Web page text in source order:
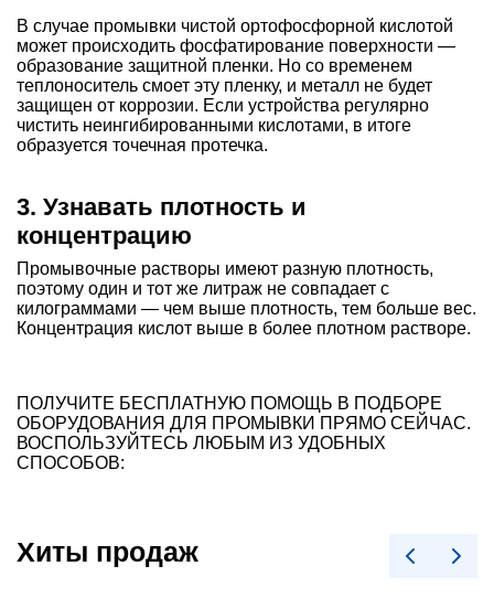
В случае промывки чистой ортофосфорной кислотой
может происходить фосфатирование поверхности —
образование защитной пленки. Но со временем
теплоноситель смоет эту пленку, и металл не будет
защищен от коррозии. Если устройства регулярно
чистить неингибированными кислотами, в итоге
образуется точечная протечка.
3. Узнавать плотность и
концентрацию
Промывочные растворы имеют разную плотность,
поэтому один и тот же литраж не совпадает с
килограммами — чем выше плотность, тем больше вес.
Концентрация кислот выше в более плотном растворе.
ПОЛУЧИТЕ БЕСПЛАТНУЮ ПОМОЩЬ В ПОДБОРЕ
ОБОРУДОВАНИЯ ДЛЯ ПРОМЫВКИ ПРЯМО СЕЙЧАС.
ВОСПОЛЬЗУЙТЕСЬ ЛЮБЫМ ИЗ УДОБНЫХ
СПОСОБОВ:
Хиты продаж